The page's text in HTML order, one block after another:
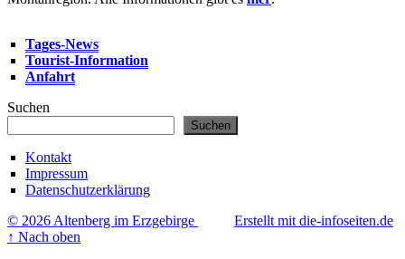
Tages-News
Tourist-Information
Anfahrt
Suchen
Suchen
Kontakt
Impressum
Datenschutzerklärung
© 2026 Altenberg im Erzgebirge
Erstellt mit die-infoseiten.de
↑ Nach oben